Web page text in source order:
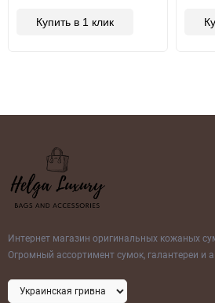
Купить в 1 клик
Интернет магазин оригинальных кожаных
Огромный ассортимент сумок, галантереи и